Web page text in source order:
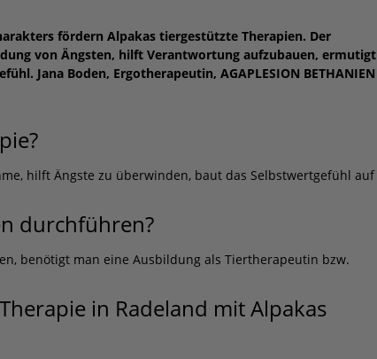
fördern Alpakas tiergestützte Therapien. Der
von Ängsten, hilft Verantwortung aufzubauen, ermutigt
Jana Boden, Ergotherapeutin, AGAPLESION BETHANIEN
hilft Ängste zu überwinden, baut das Selbstwertgefühl auf
durchführen?
benötigt man eine Ausbildung als Tiertherapeutin bzw.
in Radeland mit Alpakas